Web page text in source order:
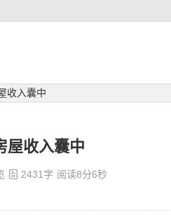
收入囊中
屋收入囊中
2431字 阅读8分6秒